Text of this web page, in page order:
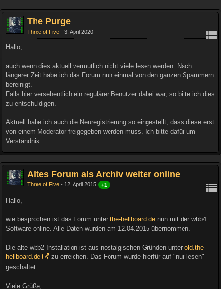
The Purge
Three of Five 3. April 2020
Hallo,
auch wenn dies aktuell vermutlich nicht viele lesen werden. Nach
längerer Zeit habe ich das Forum nun einmal von den ganzen Spammern
bereinigt.
Falls hier versehentlich ein regulärer Benutzer dabei war, so bitte ich dies
zu entschuldigen.
Aktuell habe ich auch die Neuregistrierung so eingestellt, dass diese erst
von einem Moderator freigegeben werden muss. Ich bitte dafür um
Verständnis.…
Altes Forum als Archiv weiter online
Three of Five 12. April 2015 +1
Hallo,
wie besprochen ist das Forum unter the-hellboard.de nun mit der wbb4
Software online. Alle Daten wurden am 12.04.2015 übernommen.
Die alte wbb2 Installation ist aus nostalgischen Gründen unter old.the-
hellboard.de
zu erreichen. Das Forum wurde hierfür auf "nur lesen"
geschaltet.
Viele Grüße,